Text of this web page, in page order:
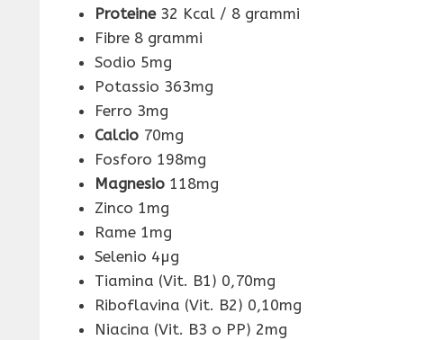
Proteine32 Kcal / 8 grammi
Fibre 8 grammi
Sodio 5mg
Potassio 363mg
Ferro 3mg
Calcio 70mg
Fosforo 198mg
Magnesio 118mg
Zinco 1mg
Rame 1mg
Selenio 4µg
Tiamina (Vit. B1) 0,70mg
Riboflavina (Vit. B2) 0,10mg
Niacina (Vit. B3 o PP) 2mg